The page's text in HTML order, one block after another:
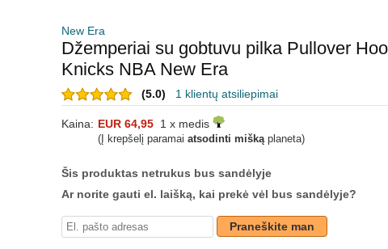
New Era
Džemperiai su gobtuvu pilka Pullover
Knicks NBA New Era
(5.0) 1 klientų atsiliepimai
Kaina: EUR 64,95 1 x medis
(Į krepšelį paramai atsodinti miškąplaneta)
Šis produktas netrukus bus sandėlyje
Ar norite gauti el. laišką, kai prekė vėl bus sandėlyje?
Praneškite man